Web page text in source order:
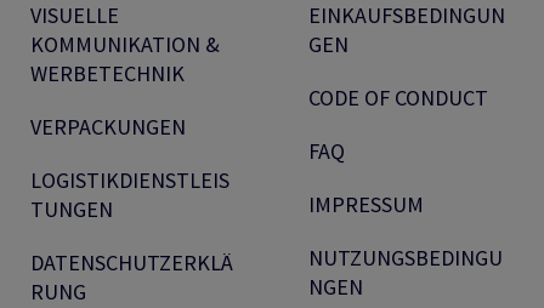
VISUELLE
KOMMUNIKATION &
WERBETECHNIK
VERPACKUNGEN
LOGISTIKDIENSTLEIS
TUNGEN
DATENSCHUTZERKLÄ
RUNG
EINKAUFSBEDINGUN
GEN
CODE OF CONDUCT
FAQ
IMPRESSUM
NUTZUNGSBEDINGU
NGEN